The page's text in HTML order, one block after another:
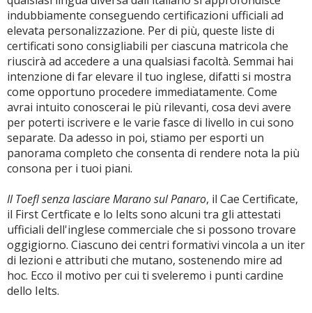
indubbiamente conseguendo certificazioni ufficiali ad
elevata personalizzazione. Per di più, queste liste di
certificati sono consigliabili per ciascuna matricola che
riuscirà ad accedere a una qualsiasi facoltà. Semmai hai
intenzione di far elevare il tuo inglese, difatti si mostra
come opportuno procedere immediatamente. Come
avrai intuito conoscerai le più rilevanti, cosa devi avere
per poterti iscrivere e le varie fasce di livello in cui sono
separate. Da adesso in poi, stiamo per esporti un
panorama completo che consenta di rendere nota la più
consona per i tuoi piani.
Il Toefl senza lasciare Marano sul Panaro, il Cae Certificate,
il First Certficate e lo Ielts sono alcuni tra gli attestati
ufficiali dell'inglese commerciale che si possono trovare
oggigiorno. Ciascuno dei centri formativi vincola a un iter
di lezioni e attributi che mutano, sostenendo mire ad
hoc. Ecco il motivo per cui ti sveleremo i punti cardine
dello Ielts.